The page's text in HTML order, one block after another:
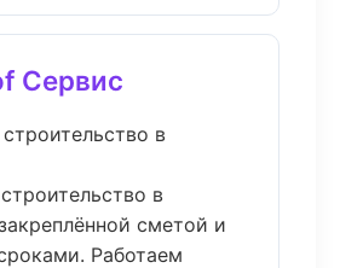
Сервис
в
в
сметой и
Работаем